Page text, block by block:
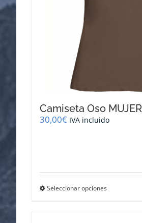
Camiseta Oso MUJER
30,00€ IVA incluido
Seleccionar opciones